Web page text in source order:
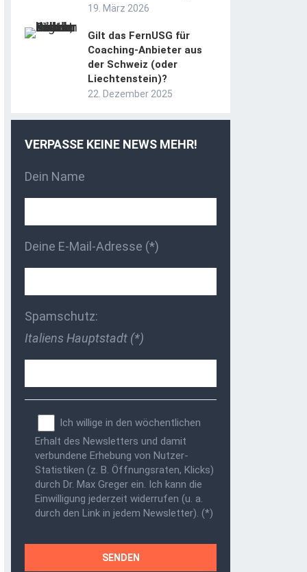
19. März 2026
Gilt das FernUSG für
Coaching-Anbieter aus
der Schweiz (oder
Liechtenstein)?
22. Dezember 2025
VERPASSE KEINE NEWS MEHR!
Dein Name
Deine E-Mail-Adresse (*)
Spamschutz:
Italiens Hauptstadt (*)
Ich willige in den wöchentlichen
Erhalt des Newsletters und damit
verbundene Erhebung von Nutzer-
Statistiken (z. B. Öffnungsraten, Klicks)
durch Dr. Max Greger ein. Ich kann die
Einwilligung jederzeit widerrufen (u. a.
durch den Link in jedem Newsletter). (*)